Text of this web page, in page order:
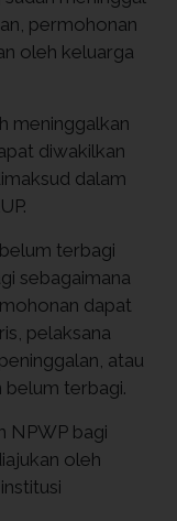
permohonan
oleh keluarga
meninggalkan
diwakilkan
dalam
terbagi
sebagaimana
dapat
pelaksana
atau
belum terbagi.
NPWP bagi
oleh